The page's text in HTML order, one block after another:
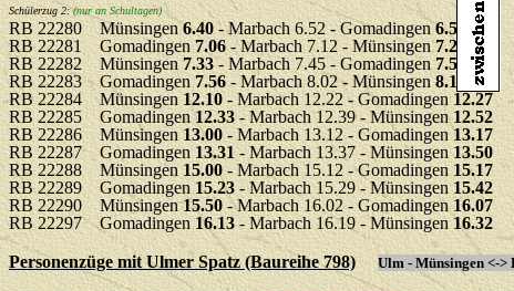
Schülerzug 2:(nur an
RB 22280 Münsingen6.40- Marbach 6.52 - Gomadingen6.57
RB 22281 Gomadingen7.06 - Marbach 7.12 - Münsingen7.25
RB 22282 Münsingen 7.33- Marbach 7.45 - Gomadingen 7.50
RB 22283 Gomadingen 7.56 - Marbach 8.02 - Münsingen8.15
RB 22284 Münsingen 12.10- Marbach 12.22 - Gomadingen 12.27
RB 22285 Gomadingen12.33- Marbach 12.39 - Münsingen 12.52
RB 22286 Münsingen 13.00- Marbach 13.12 - Gomadingen13.17
RB 22287 Gomadingen13.31 - Marbach 13.37 - Münsingen13.50
RB 22288 Münsingen 15.00- Marbach 15.12 - Gomadingen 15.17
RB 22289 Gomadingen15.23 - Marbach 15.29 - Münsingen 15.42
RB 22290 Münsingen15.50 - Marbach 16.02 - Gomadingen 16.07
RB 22297 Gomadingen 16.13 - Marbach 16.19 - Münsingen 16.32
Personenzüge mit Ulmer Spatz (Baureihe 798) Ulm - Münsingen <->